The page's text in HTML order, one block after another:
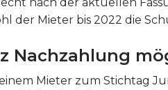
der Mieter bis 2022 die
Nachzahlung
Mieter zum Stichtag